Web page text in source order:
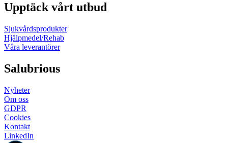
Upptäck vårt utbud
Sjukvårdsprodukter
Hjälpmedel/Rehab
Våra leverantörer
Salubrious
Nyheter
Om oss
GDPR
Cookies
Kontakt
LinkedIn